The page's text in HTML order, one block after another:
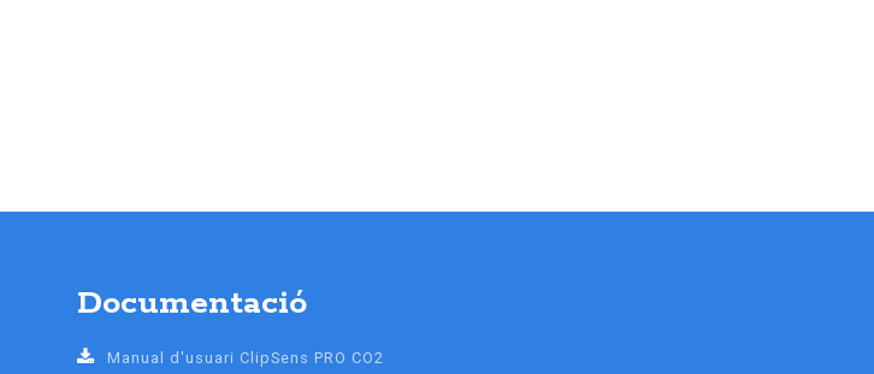
Documentació
Manual d'usuari ClipSens PRO CO2